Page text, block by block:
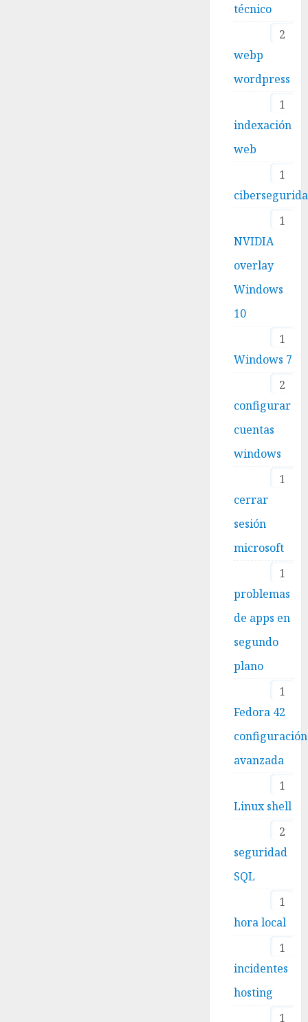
técnico
2
webp
wordpress
1
indexación
web
1
1
NVIDIA
overlay
Windows
10
1
Windows 7
2
configurar
cuentas
windows
1
cerrar
sesión
microsoft
1
problemas
de apps en
segundo
plano
1
Fedora 42
configuración
avanzada
1
Linux shell
2
seguridad
SQL
1
hora local
1
incidentes
hosting
1